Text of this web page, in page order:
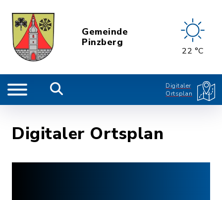
Gemeinde
Pinzberg
22 °C
Digitaler
Ortsplan
Digitaler Ortsplan